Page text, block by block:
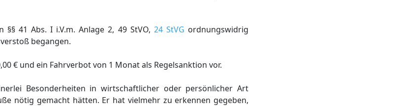
41 Abs. I i.V.m. Anlage 2, 49 StVO, 24 StVG ordnungswidrig
begangen.
€ und ein Fahrverbot von 1 Monat als Regelsanktion vor.
Besonderheiten in wirtschaftlicher oder persönlicher Art
nötig gemacht hätten. Er hat vielmehr zu erkennen gegeben,